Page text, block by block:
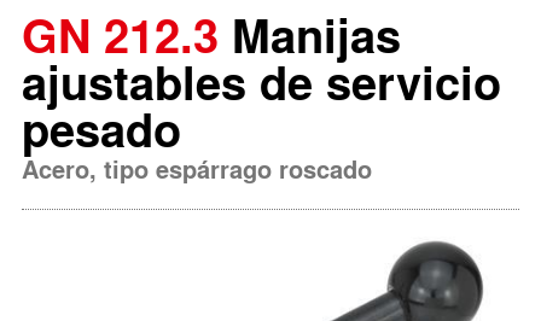
GN 212.3 Manijas
ajustables de servicio
pesado
Acero, tipo espárrago roscado